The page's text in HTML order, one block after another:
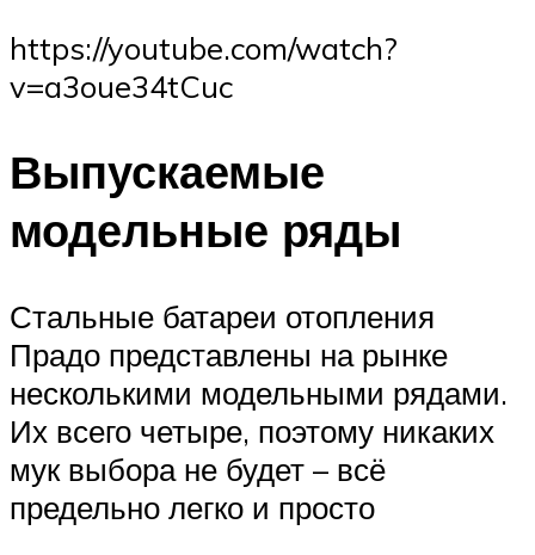
https://youtube.com/watch?
v=a3oue34tCuc
Выпускаемые
модельные ряды
Стальные батареи отопления
Прадо представлены на рынке
несколькими модельными рядами.
Их всего четыре, поэтому никаких
мук выбора не будет – всё
предельно легко и просто